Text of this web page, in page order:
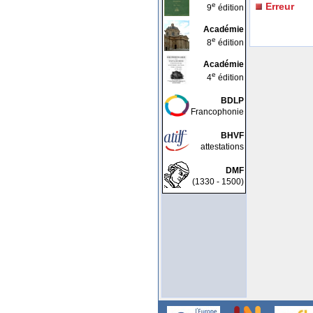
9e édition
Académie
8e édition
Académie
4e édition
BDLP
Francophonie
BHVF
attestations
DMF
(1330 - 1500)
Erreur